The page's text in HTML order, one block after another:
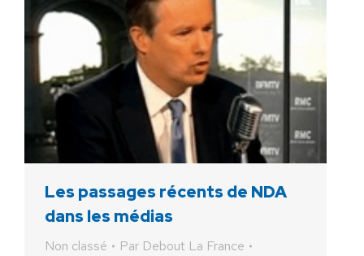
Les passages récents de NDA
dans les médias
Non classé Par Debout La France